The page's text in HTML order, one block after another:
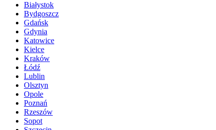
Białystok
Bydgoszcz
Gdańsk
Gdynia
Katowice
Kielce
Kraków
Łódź
Lublin
Olsztyn
Opole
Poznań
Rzeszów
Sopot